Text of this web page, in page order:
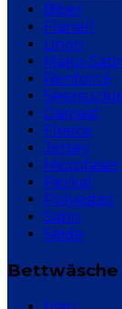
Biber
Flanell
Linon
Mako-
Renforcé
Damast
Fleece
Jersey
Microfaser
Perkal
Polyester
Satin
Seide
Bettwäsche